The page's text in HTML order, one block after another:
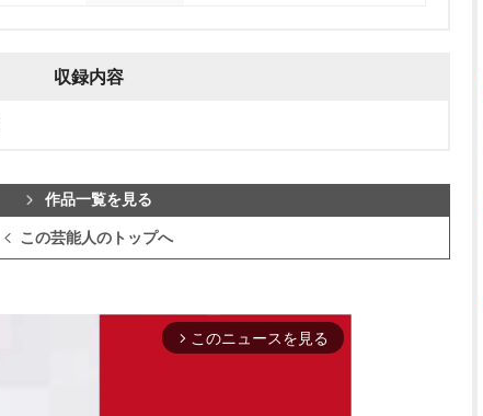
収録内容
作品一覧を見る
この芸能人のトップへ
arrow_forward_ios このニュースを見る